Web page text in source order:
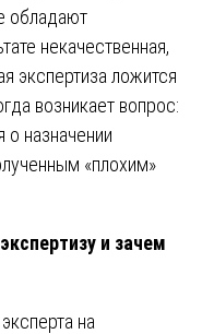
обладают
некачественная,
экспертиза ложится
возникает вопрос:
назначении
«плохим»
и зачем
на